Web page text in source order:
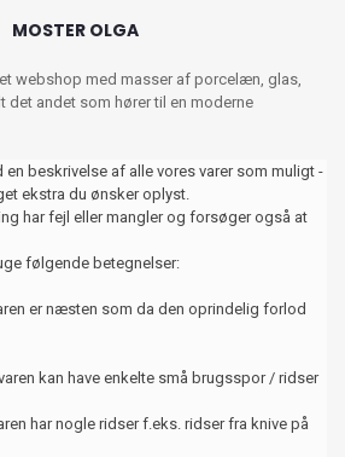
MOSTER OLGA
webshop med masser af porcelæn, glas,
det andet som hører til en moderne
beskrivelse af alle vores varer som muligt -
ekstra du ønsker oplyst.
har fejl eller mangler og forsøger også at
følgende betegnelser:
næsten som da den oprindelig forlod
kan have enkelte små brugsspor / ridser
har nogle ridser f.eks. ridser fra knive på